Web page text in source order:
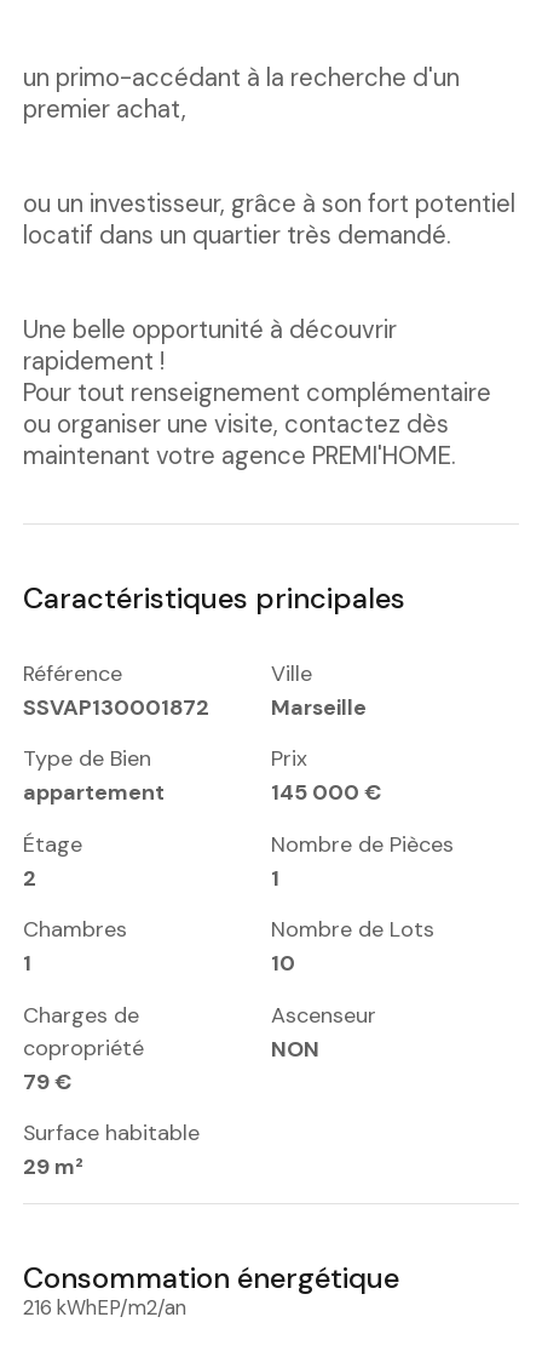
un primo-accédant à la recherche d'un
premier achat,
ou un investisseur, grâce à son fort potentiel
locatif dans un quartier très demandé.
Une belle opportunité à découvrir
rapidement !
Pour tout renseignement complémentaire
ou organiser une visite, contactez dès
maintenant votre agence PREMI'HOME.
Caractéristiques principales
Référence
SSVAP130001872
Ville
Marseille
Type de Bien
appartement
Prix
145 000 €
Étage
2
Nombre de Pièces
1
Chambres
1
Nombre de Lots
10
Charges de
copropriété
79 €
Ascenseur
NON
Surface habitable
29 m²
Consommation énergétique
216 kWhEP/m2/an